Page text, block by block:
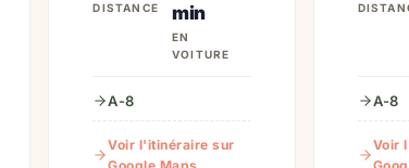
DISTANCE
min
EN
VOITURE
A-8
Voir l'itinéraire sur
A-8
Voir